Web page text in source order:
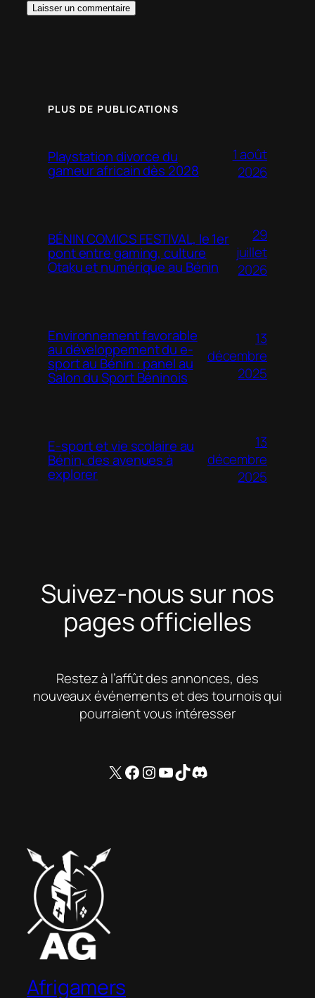
PLUS DE PUBLICATIONS
Playstation divorce du
gameur africain dès 2028
1 août
2026
BÉNIN COMICS FESTIVAL, le 1er
pont entre gaming, culture
Otaku et numérique au Bénin
29
juillet
2026
Environnement favorable
au développement du e-
sport au Bénin : panel au
Salon du Sport Béninois
13
décembre
2025
E-sport et vie scolaire au
Bénin, des avenues à
explorer
13
décembre
2025
Suivez-nous sur nos
pages officielles
Restez à l’affût des annonces, des
nouveaux événements et des tournois qui
pourraient vous intéresser
X Facebook
Instagram
YouTube
TikTokDiscord
Afrigamers